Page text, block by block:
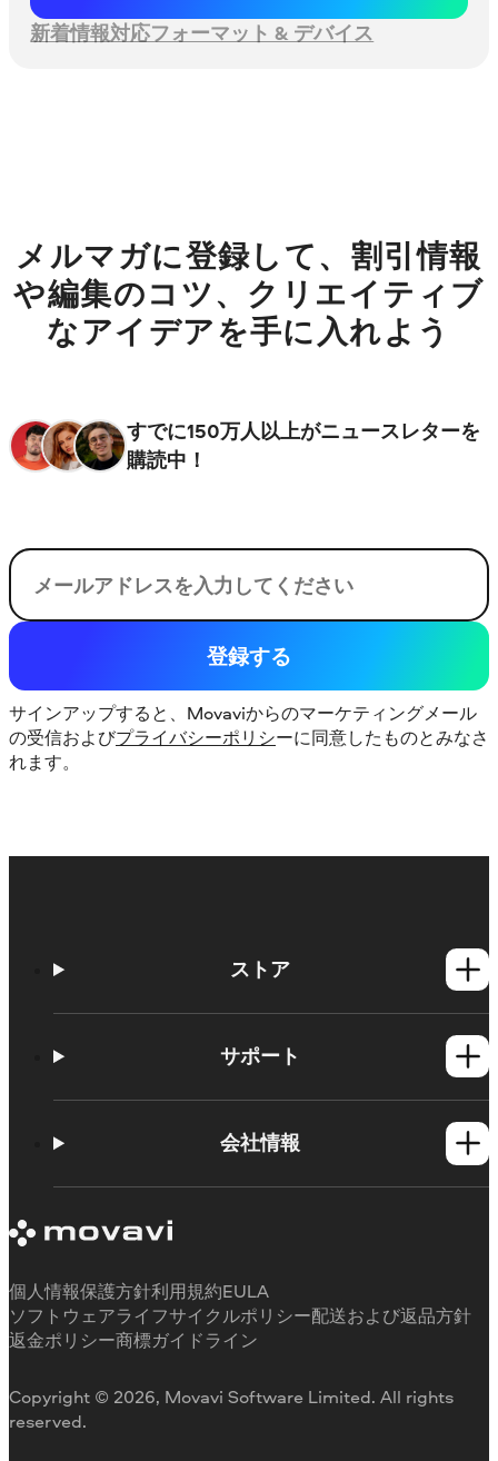
新着情報対応フォーマット & デバイス
メルマガに登録して、割引情報
や編集のコツ、クリエイティブ
なアイデアを手に入れよう
すでに150万人以上がニュースレターを
購読中！
電子メール
登録する
サインアップすると、Movaviからのマーケティングメール
の受信およびプライバシーポリシーに同意したものとみなさ
れます。
ストア
Mac製品
サポート
使い方
体験版の制約
払い戻し
会社情報
お客様の声
当社が選ばれる理由
Copyright © 2026, Movavi Software Limited. All rights
reserved.
個人情報保護方針利用規約EULA
ソフトウェアライフサイクルポリシー配送および返品方針
返金ポリシー商標ガイドライン